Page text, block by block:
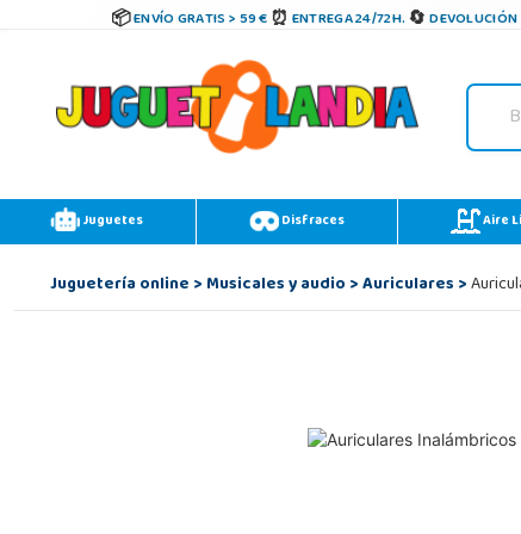
ENVÍO GRATIS > 59 € ENTREGA 24/72H.
Juguetes Disfraces Aire
Juguetería online>Musicales y audio>Auriculares>